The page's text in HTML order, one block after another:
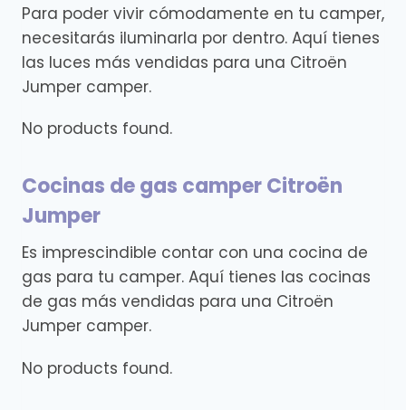
Para poder vivir cómodamente en tu camper,
necesitarás iluminarla por dentro. Aquí tienes
las luces más vendidas para una Citroën
Jumper camper.
No products found.
Cocinas de gas camper Citroën
Jumper
Es imprescindible contar con una cocina de
gas para tu camper. Aquí tienes las cocinas
de gas más vendidas para una Citroën
Jumper camper.
No products found.